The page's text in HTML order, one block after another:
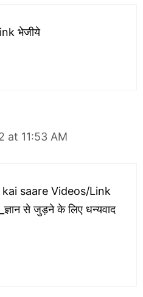
भेजीये
at 11:53 AM
saare Videos/Link
से जुड़ने के लिए धन्यवाद